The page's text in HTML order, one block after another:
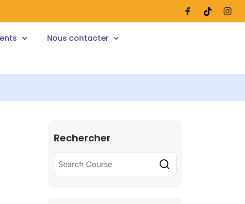
Nous contacter
Rechercher